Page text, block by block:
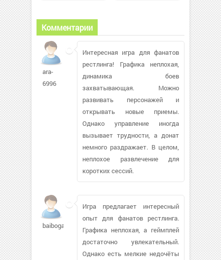
Комментарии
ara-
6996
Интересная игра для фанатов
рестлинга! Графика неплохая,
динамика боев
захватывающая. Можно
развивать персонажей и
открывать новые приемы.
Однако управление иногда
вызывает трудности, а донат
немного раздражает. В целом,
неплохое развлечение для
коротких сессий.
baibogav824
Игра предлагает интересный
опыт для фанатов рестлинга.
Графика неплохая, а геймплей
достаточно увлекательный.
Однако есть мелкие недочёты